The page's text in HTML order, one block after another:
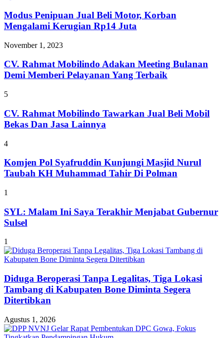
Modus Penipuan Jual Beli Motor, Korban
Mengalami Kerugian Rp14 Juta
November 1, 2023
CV. Rahmat Mobilindo Adakan Meeting Bulanan
Demi Memberi Pelayanan Yang Terbaik
5
CV. Rahmat Mobilindo Tawarkan Jual Beli Mobil
Bekas Dan Jasa Lainnya
4
Komjen Pol Syafruddin Kunjungi Masjid Nurul
Taubah KH Muhammad Tahir Di Polman
1
SYL: Malam Ini Saya Terakhir Menjabat Gubernur
Sulsel
1
Diduga Beroperasi Tanpa Legalitas, Tiga Lokasi
Tambang di Kabupaten Bone Diminta Segera
Ditertibkan
Agustus 1, 2026